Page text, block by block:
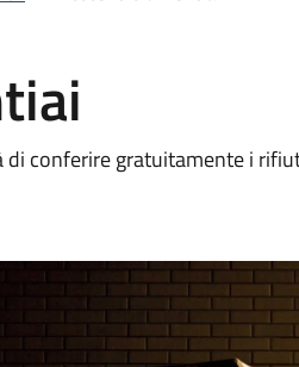
di conferire gratuitamente i